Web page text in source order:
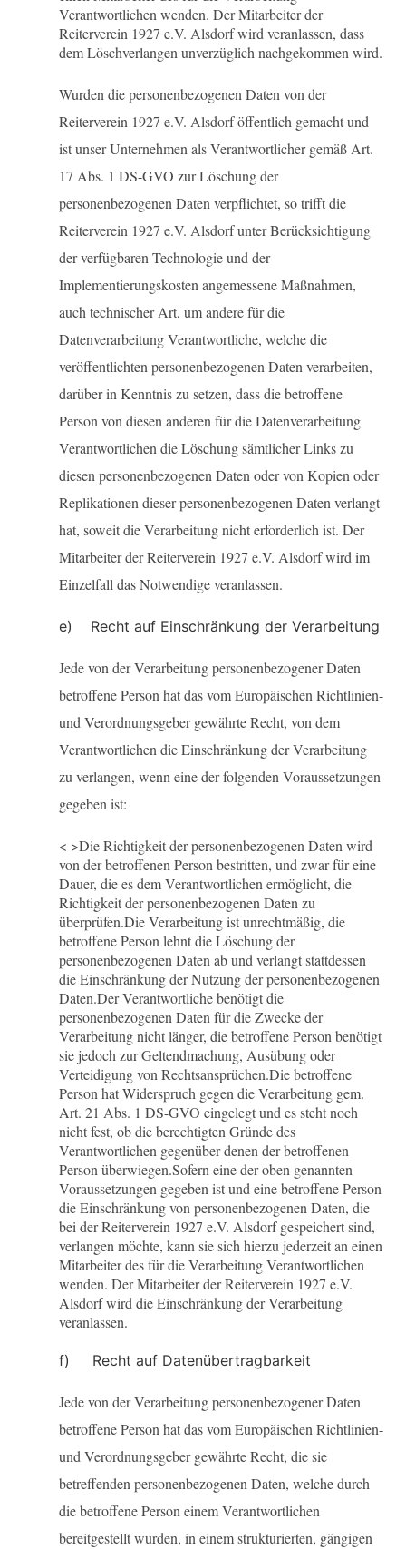
Verantwortlichen wenden. Der Mitarbeiter der
Reiterverein 1927 e.V. Alsdorf wird veranlassen, dass
dem Löschverlangen unverzüglich nachgekommen wird.
Wurden die personenbezogenen Daten von der
Reiterverein 1927 e.V. Alsdorf öffentlich gemacht und
ist unser Unternehmen als Verantwortlicher gemäß Art.
17 Abs. 1 DS-GVO zur Löschung der
personenbezogenen Daten verpflichtet, so trifft die
Reiterverein 1927 e.V. Alsdorf unter Berücksichtigung
der verfügbaren Technologie und der
Implementierungskosten angemessene Maßnahmen,
auch technischer Art, um andere für die
Datenverarbeitung Verantwortliche, welche die
veröffentlichten personenbezogenen Daten verarbeiten,
darüber in Kenntnis zu setzen, dass die betroffene
Person von diesen anderen für die Datenverarbeitung
Verantwortlichen die Löschung sämtlicher Links zu
diesen personenbezogenen Daten oder von Kopien oder
Replikationen dieser personenbezogenen Daten verlangt
hat, soweit die Verarbeitung nicht erforderlich ist. Der
Mitarbeiter der Reiterverein 1927 e.V. Alsdorf wird im
Einzelfall das Notwendige veranlassen.
e) Recht auf Einschränkung der Verarbeitung
Jede von der Verarbeitung personenbezogener Daten
betroffene Person hat das vom Europäischen Richtlinien-
und Verordnungsgeber gewährte Recht, von dem
Verantwortlichen die Einschränkung der Verarbeitung
zu verlangen, wenn eine der folgenden Voraussetzungen
gegeben ist:
< >Die Richtigkeit der personenbezogenen Daten wird
von der betroffenen Person bestritten, und zwar für eine
Dauer, die es dem Verantwortlichen ermöglicht, die
Richtigkeit der personenbezogenen Daten zu
überprüfen.Die Verarbeitung ist unrechtmäßig, die
betroffene Person lehnt die Löschung der
personenbezogenen Daten ab und verlangt stattdessen
die Einschränkung der Nutzung der personenbezogenen
Daten.Der Verantwortliche benötigt die
personenbezogenen Daten für die Zwecke der
Verarbeitung nicht länger, die betroffene Person benötigt
sie jedoch zur Geltendmachung, Ausübung oder
Verteidigung von Rechtsansprüchen.Die betroffene
Person hat Widerspruch gegen die Verarbeitung gem.
Art. 21 Abs. 1 DS-GVO eingelegt und es steht noch
nicht fest, ob die berechtigten Gründe des
Verantwortlichen gegenüber denen der betroffenen
Person überwiegen.Sofern eine der oben genannten
Voraussetzungen gegeben ist und eine betroffene Person
die Einschränkung von personenbezogenen Daten, die
bei der Reiterverein 1927 e.V. Alsdorf gespeichert sind,
verlangen möchte, kann sie sich hierzu jederzeit an einen
Mitarbeiter des für die Verarbeitung Verantwortlichen
wenden. Der Mitarbeiter der Reiterverein 1927 e.V.
Alsdorf wird die Einschränkung der Verarbeitung
veranlassen.
f) Recht auf Datenübertragbarkeit
Jede von der Verarbeitung personenbezogener Daten
betroffene Person hat das vom Europäischen Richtlinien-
und Verordnungsgeber gewährte Recht, die sie
betreffenden personenbezogenen Daten, welche durch
die betroffene Person einem Verantwortlichen
bereitgestellt wurden, in einem strukturierten, gängigen